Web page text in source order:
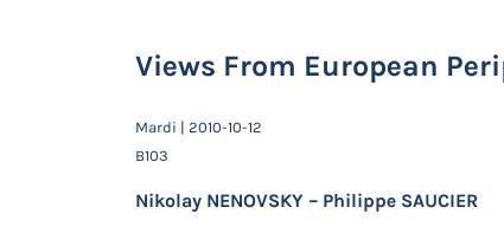
Views From European
Mardi | 2010-10-12
B103
Nikolay NENOVSKY – Philippe SAUCIER